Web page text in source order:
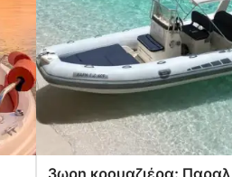
3ωρη κρουαζιέρα: